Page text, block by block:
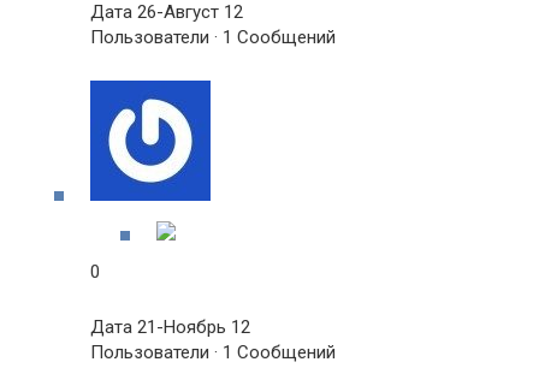
Дата 26-Август 12
Пользователи · 1 Сообщений
0
Дата 21-Ноябрь 12
Пользователи · 1 Сообщений